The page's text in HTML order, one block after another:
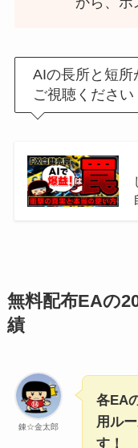
AIの長所と短所
ご視聴ください
無料配布EAの
績
錬☆金太郎
各EA
用ル
す！